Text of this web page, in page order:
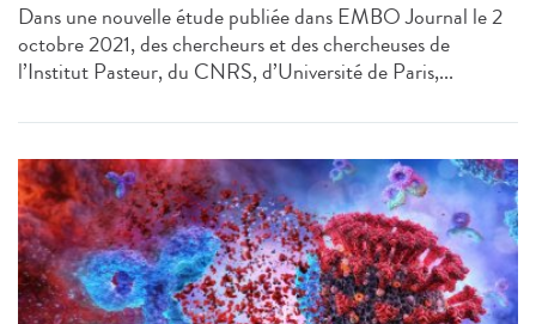
Dans une nouvelle étude publiée dans EMBO Journal le 2
octobre 2021, des chercheurs et des chercheuses de
l’Institut Pasteur, du CNRS, d’Université de Paris,...